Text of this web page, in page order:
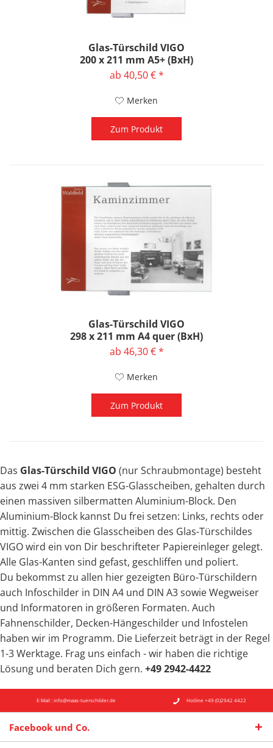
Glas-Türschild VIGO
200 x 211 mm A5+ (BxH)
ab 40,50 € *
Merken
Zum Produkt
Glas-Türschild VIGO
298 x 211 mm A4 quer (BxH)
ab 46,30 € *
Merken
Zum Produkt
Das Glas-Türschild VIGO (nur Schraubmontage) besteht
aus zwei 4 mm starken ESG-Glasscheiben, gehalten durch
einen massiven silbermatten Aluminium-Block. Den
Aluminium-Block kannst Du frei setzen: Links, rechts oder
mittig. Zwischen die Glasscheiben des Glas-Türschildes
VIGO wird ein von Dir beschrifteter Papiereinleger gelegt.
Alle Glas-Kanten sind gefast, geschliffen und poliert.
Du bekommst zu allen hier gezeigten Büro-Türschildern
auch Infoschilder in DIN A4 und DIN A3 sowie Wegweiser
und Informatoren in größeren Formaten. Auch
Fahnenschilder, Decken-Hängeschilder und Infostelen
haben wir im Programm. Die Lieferzeit beträgt in der Regel
1-3 Werktage. Frag uns einfach - wir haben die richtige
Lösung und beraten Dich gern. +49 2942-4422
E-Mail : info@maas-tuerschilder.de Hotline +49 (0)2942 4422
Facebook und Co.